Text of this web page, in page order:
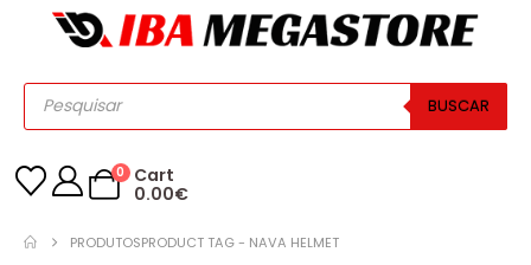
BUSCAR
0
Cart
0.00€
PRODUTOSPRODUCT TAG - NAVA HELMET